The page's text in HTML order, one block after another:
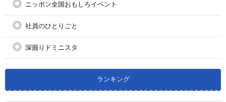
ニッポン全国おもしろイベント
社員のひとりごと
深掘りドミニスタ
ランキング